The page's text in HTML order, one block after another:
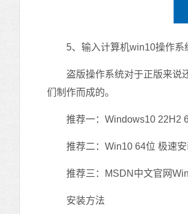
5、输入计算机win10操作系统
盗版操作系统对于正版来说还
们制作而成的。
推荐一：Windows10 22H2
推荐二：Win10 64位 极速安
推荐三：MSDN中文官网
安装方法